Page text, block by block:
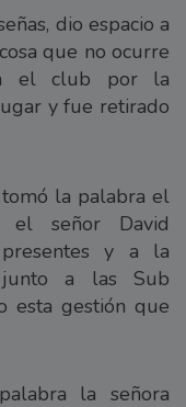
dio espacio a
que no ocurre
el club por la
y fue retirado
la palabra el
el señor David
y a la
junto a las Sub
esta gestión que
la señora